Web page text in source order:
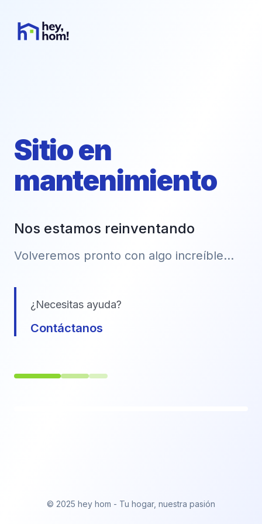
Sitio en
mantenimiento
Nos estamos reinventando
Volveremos pronto con algo increíble...
¿Necesitas ayuda?
Contáctanos
© 2025 hey hom - Tu hogar, nuestra pasión